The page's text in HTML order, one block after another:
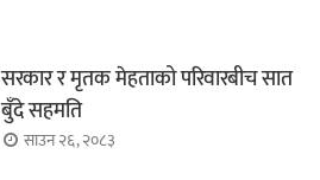
सरकार र मृतक मेहताको परिवारबीच सात
बुँदे सहमति
साउन २६, २०८३